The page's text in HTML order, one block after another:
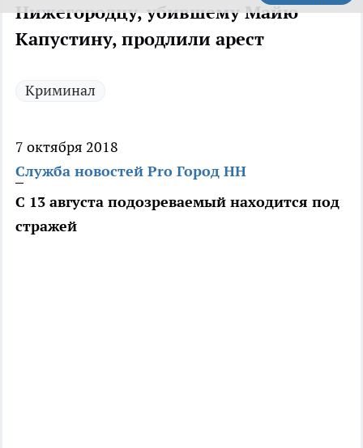
Нижегородцу, убившему Майю
Капустину, продлили арест
Криминал
7 октября 2018
Служба новостей Pro Город НН
С 13 августа подозреваемый находится под
стражей